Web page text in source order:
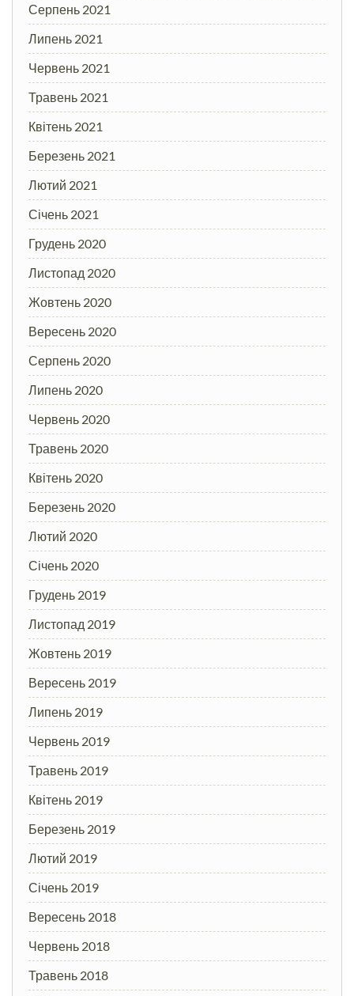
Серпень 2021
Липень 2021
Червень 2021
Травень 2021
Квітень 2021
Березень 2021
Лютий 2021
Січень 2021
Грудень 2020
Листопад 2020
Жовтень 2020
Вересень 2020
Серпень 2020
Липень 2020
Червень 2020
Травень 2020
Квітень 2020
Березень 2020
Лютий 2020
Січень 2020
Грудень 2019
Листопад 2019
Жовтень 2019
Вересень 2019
Липень 2019
Червень 2019
Травень 2019
Квітень 2019
Березень 2019
Лютий 2019
Січень 2019
Вересень 2018
Червень 2018
Травень 2018